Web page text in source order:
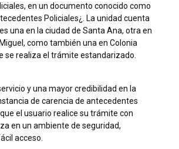
en un documento conocido como
Policiales¿. La unidad cuenta
una en la ciudad de Santa Ana, otra en
como también una en Colonia
se realiza el trámite estandarizado.
y una mayor credibilidad en la
de carencia de antecedentes
el usuario realice su trámite con
en un ambiente de seguridad,
acceso.